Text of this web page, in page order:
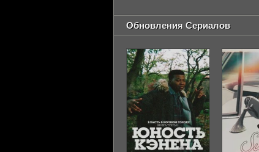
Обновления Сериалов